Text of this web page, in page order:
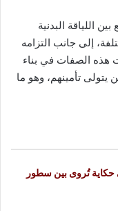
اللياقة البدنية
إلى جانب التزامه
هذه الصفات في بناء
يتولى تأمينهم، وهو ما
تُروى بين سطور